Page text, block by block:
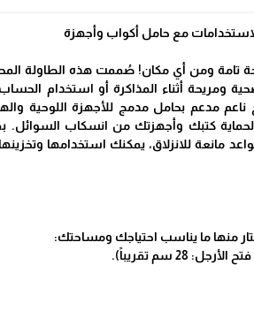
مع حامل أكواب وأجهزة
تامة ومن أي مكان! صُممت هذه الطاولة
ومريحة أثناء المذاكرة أو استخدام
ناعم مدعم بحامل مدمج للأجهزة اللوحية
كتبك وأجهزتك من انسكاب السوائل.
مانعة للانزلاق، يمكنك استخدامها
منها ما يناسب احتياجك ومساحتك: